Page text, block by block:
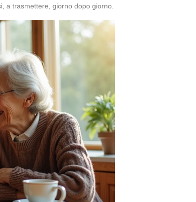
a trasmettere, giorno dopo giorno.